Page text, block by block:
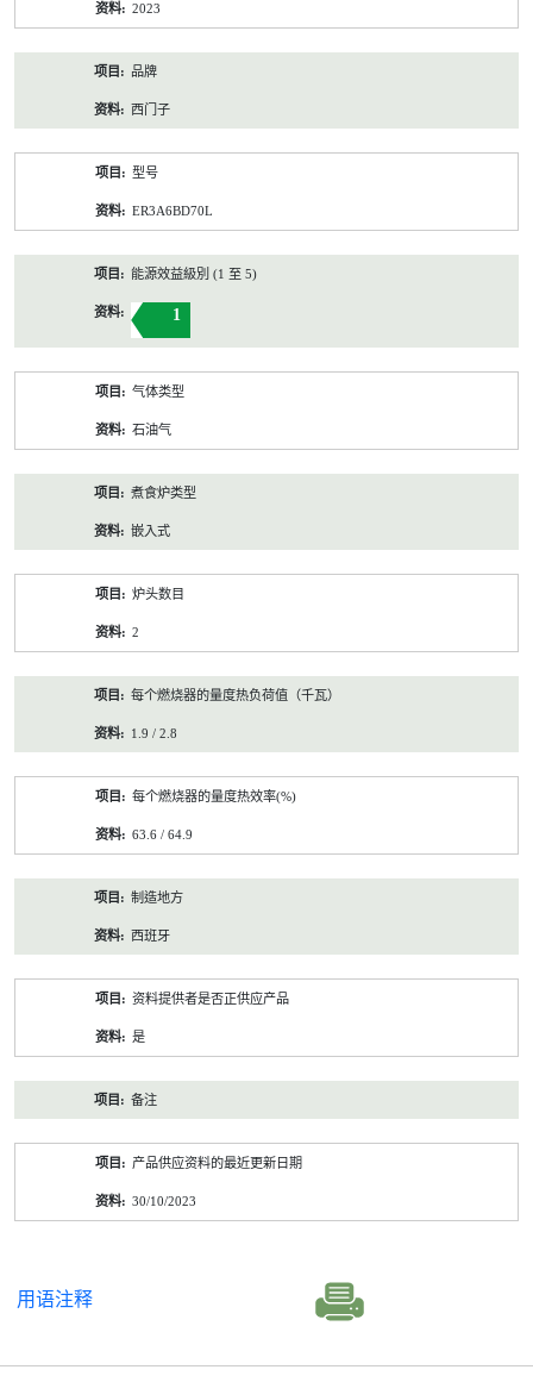
2023
品牌
西门子
型号
ER3A6BD70L
能源效益級別 (1 至 5)
1
气体类型
石油气
煮食炉类型
嵌入式
炉头数目
2
每个燃烧器的量度热负荷值（千瓦）
1.9 / 2.8
每个燃烧器的量度热效率(%)
63.6 / 64.9
制造地方
西班牙
资料提供者是否正供应产品
是
备注
产品供应资料的最近更新日期
30/10/2023
用语注释